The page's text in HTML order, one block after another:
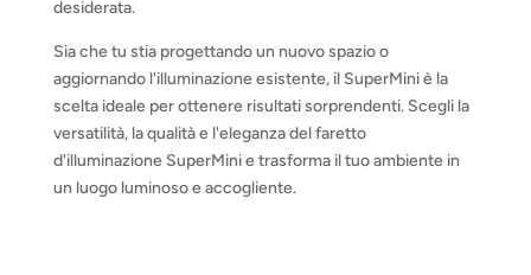
desiderata.
Sia che tu stia progettando un nuovo spazio o
aggiornando l'illuminazione esistente, il SuperMini è la
scelta ideale per ottenere risultati sorprendenti. Scegli la
versatilità, la qualità e l'eleganza del faretto
d'illuminazione SuperMini e trasforma il tuo ambiente in
un luogo luminoso e accogliente.